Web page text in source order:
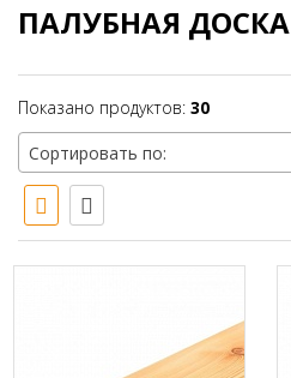
ПАЛУБНАЯ ДОСКА
Показано продуктов: 30
Сортировать по: